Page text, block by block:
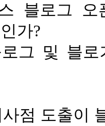
블로그
가?
그 및 블
점 도출이